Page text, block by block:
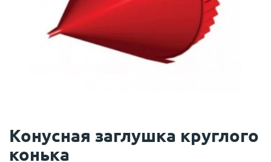
Конусная заглушка круглого
конька